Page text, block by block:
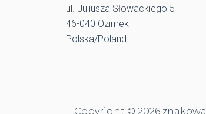
ul. Juliusza Słowackiego 5
46-040 Ozimek
Polska/Poland
Copyright © 2026